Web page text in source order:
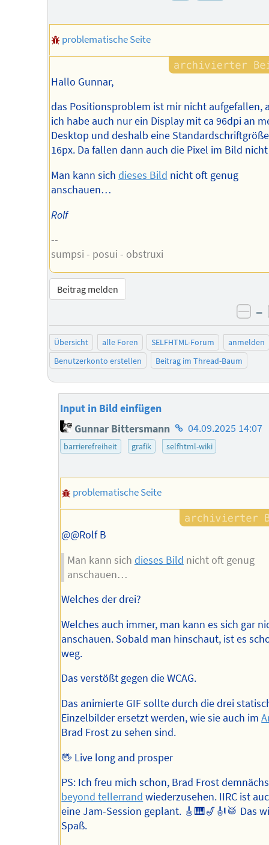
problematische Seite
Hallo Gunnar,
das Positionsproblem ist mir nicht aufgefallen,
ich habe auch nur ein Display mit ca 96dpi an
Desktop und deshalb eine
16px. Da fallen dann auch die Pixel im Bild
Man kann sich dieses Bild nicht oft genug
anschauen…
Rolf
--
sumpsi - posui - obstruxi
Beitrag melden
–
Übersicht alle Foren SELFHTML-Forum
anmelden
Benutzerkonto erstellen
Beitrag im Thread-Baum
Input in Bild einfügen
Gunnar Bittersmann Homepage
des
04.09.2025 14:07
barrierefreiheit grafik selfhtml-wiki
problematische Seite
@@Rolf B
Man kann sich dieses Bild nicht oft genug
anschauen…
Welches der drei?
Welches auch immer, man kann es sich gar
anschauen. Sobald man hinschaut, ist es
weg.
Das verstößt gegen die WCAG.
Das animierte GIF sollte durch die drei
Einzelbilder ersetzt werden, wie sie auch im
Brad Frost zu sehen sind.
🖖 Live long and prosper
PS: Ich freu mich schon, Brad Frost
beyond tellerrand wiederzusehen. IIRC ist
eine Jam-Session geplant. 🎸🎹🎷🎻🥁 Das
Spaß.